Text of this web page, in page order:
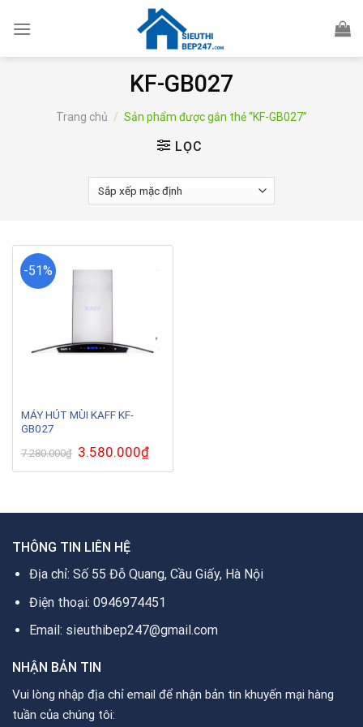
KF-GB027
Trang chủ / Sản phẩm được gắn thẻ “KF-GB027”
LỌC
-51%
MÁY HÚT MÙI KAFF KF-
GB027
7.280.000₫ Giá
gốc
là:
3.580.000₫Giá
hiện
tại
THÔNG TIN LIÊN HỆ
Địa chỉ: Số 55 Đỗ Quang, Cầu Giấy, Hà Nội
Điện thoại: 0946974451
Email: sieuthibep247@gmail.com
NHẬN BẢN TIN
Vui lòng nhập địa chỉ email để nhận bản tin khuyến mại hàng
tuần của chúng tôi: